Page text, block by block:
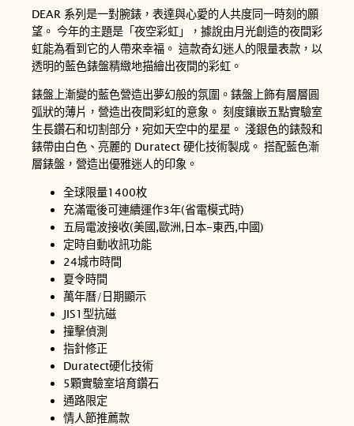
DEAR 系列是一對腕錶，表達與心愛的人共度同一時刻的願
望。 今年的主題是「夜空彩虹」，據說由月光創造的夜間彩
虹能為看到它的人帶來幸福。 這款奇幻迷人的限量表款，以
透明的藍色錶盤精緻地描繪出夜間的彩虹。
錶盤上漸變的藍色營造出夢幻般的氛圍。錶盤上飾有層層圓
弧狀的薄片，營造出夜間彩虹的意象。 刻度鑲嵌五點實驗室
生長鑽石和切割部分，宛如天空中的星星。 淺銀色的錶殼和
錶帶由白色、亮麗的 Duratect 硬化技術製成。 搭配藍色漸
層錶盤，營造出優雅迷人的印象。
全球限量1400枚
充滿電後可連續運作3年(省電模式時)
五局電波接收(美國,歐洲,日本-東西,中國)
定時自動收訊功能
24城市時間
夏令時間
萬年曆/日期顯示
JIS1型抗磁
撞擊偵測
指針修正
Duratect硬化技術
5顆實驗室培育鑽石
通路限定
情人節推薦款